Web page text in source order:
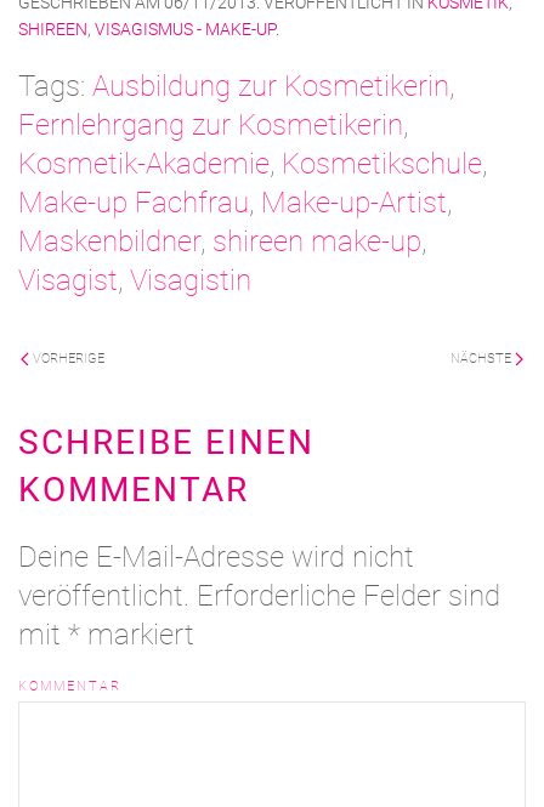
SHIREEN, VISAGISMUS - MAKE-UP.
Tags: Ausbildung zur Kosmetikerin,
Fernlehrgang zur Kosmetikerin,
Kosmetik-Akademie, Kosmetikschule,
Make-up Fachfrau, Make-up-Artist,
Maskenbildner, shireen make-up,
Visagist, Visagistin
VORHERIGE NÄCHSTE
SCHREIBE EINEN
KOMMENTAR
Deine E-Mail-Adresse wird nicht
veröffentlicht. Erforderliche Felder sind
mit * markiert
KOMMENTAR